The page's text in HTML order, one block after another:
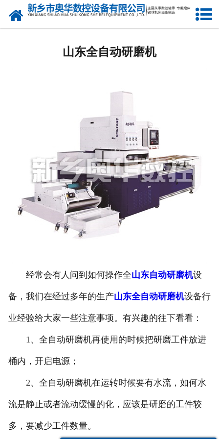
网站首页
山东立式车床
山东3M7770A机床
山东镗孔机
山东精研机
山东全自动研磨机
经常会有人问到如何操作全山东自动研磨机设
备，我们在经过多年的生产山东全自动研磨机设备行
业经验给大家一些注意事项。有兴趣的往下看看：
1、全自动研磨机再使用的时候把研磨工件放进
桶内，开启电源；
2、全自动研磨机在运转时候要有水流，如何水
流是静止或者流动缓慢的化，应该是研磨的工件较
多，要减少工件数量。